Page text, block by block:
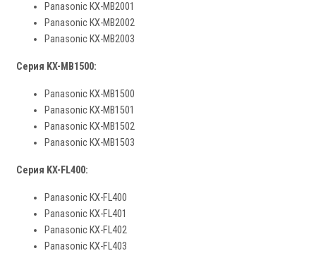
Panasonic KX-MB2001
Panasonic KX-MB2002
Panasonic KX-MB2003
Серия KX-MB1500:
Panasonic KX-MB1500
Panasonic KX-MB1501
Panasonic KX-MB1502
Panasonic KX-MB1503
Серия KX-FL400:
Panasonic KX-FL400
Panasonic KX-FL401
Panasonic KX-FL402
Panasonic KX-FL403